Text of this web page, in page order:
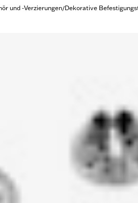
und -Verzierungen/Dekorative